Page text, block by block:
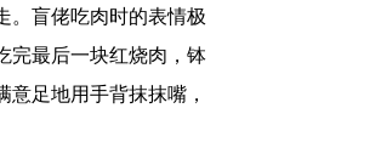
。盲佬吃肉时的表情极
完最后一块红烧肉，钵
足地用手背抹抹嘴，